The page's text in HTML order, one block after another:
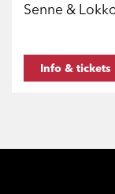
Senne &
Info & tickets